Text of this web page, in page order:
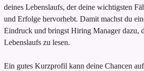
deines Lebenslaufs, der deine wichtigsten
und Erfolge hervorhebt. Damit machst du
Eindruck und bringst Hiring Manager dazu,
Lebenslaufs zu lesen.
Ein gutes Kurzprofil kann deine Chancen